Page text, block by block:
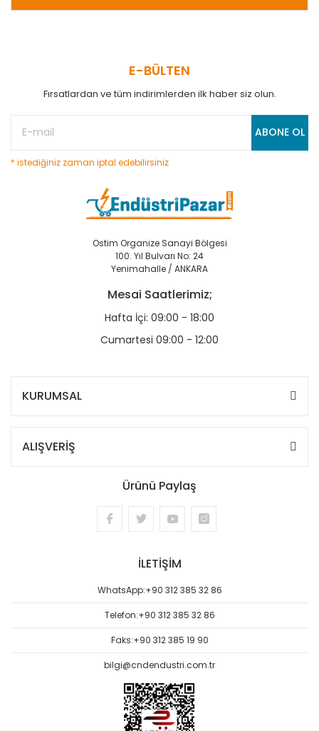
E-BÜLTEN
Fırsatlardan ve tüm indirimlerden ilk haber siz olun.
ABONE OL
* istediğiniz zaman iptal edebilirsiniz
Ostim Organize Sanayi Bölgesi
100. Yıl Bulvarı No: 24
Yenimahalle / ANKARA
Mesai Saatlerimiz;
Hafta İçi: 09:00 - 18:00
Cumartesi 09:00 - 12:00
KURUMSAL
ALIŞVERİŞ
Ürünü Paylaş
İLETİŞİM
WhatsApp:+90 312 385 32 86
Telefon:+90 312 385 32 86
Faks:+90 312 385 19 90
bilgi@cndendustri.com.tr